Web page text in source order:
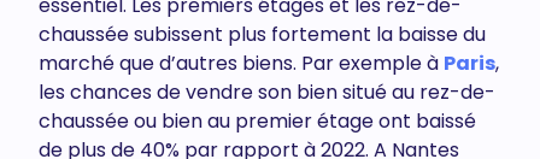
chaussée subissent plus fortement la baisse du
marché que d’autres biens. Par exemple à Paris,
les chances de vendre son bien situé au rez-de-
chaussée ou bien au premier étage ont baissé
de plus de 40% par rapport à 2022. A Nantes